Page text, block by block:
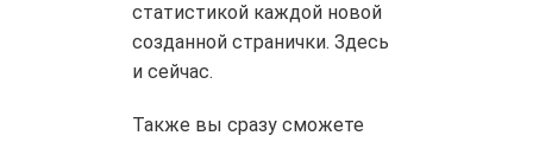
статистикой каждой новой
созданной странички. Здесь
и сейчас.
Также вы сразу сможете